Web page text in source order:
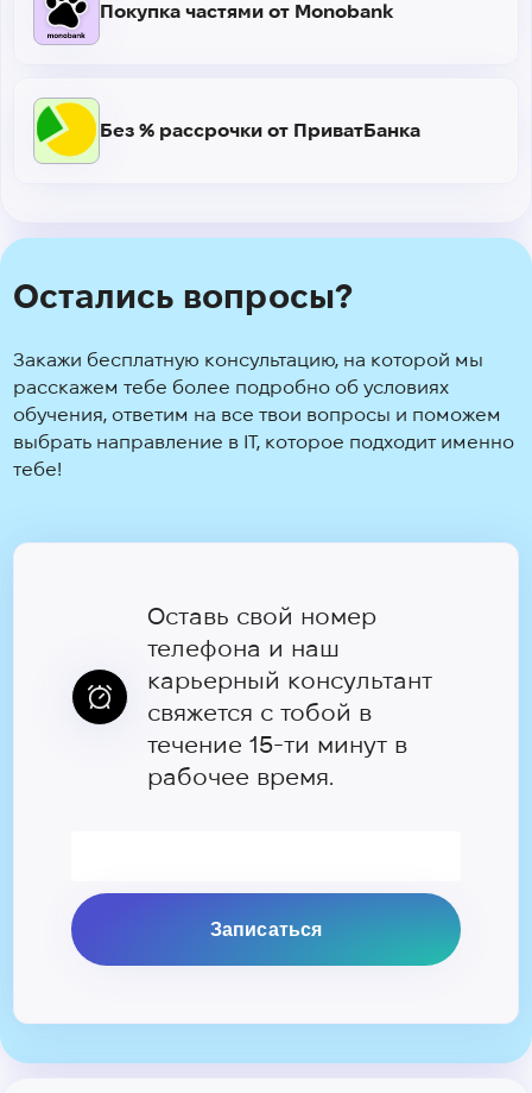
Покупка частями от Monobank
Без % рассрочки от ПриватБанка
Остались вопросы?
Закажи бесплатную консультацию, на которой мы
расскажем тебе более подробно об условиях
обучения, ответим на все твои вопросы и поможем
выбрать направление в IT, которое подходит именно
тебе!
Оставь свой номер
телефона и наш
карьерный консультант
свяжется с тобой в
течение 15-ти минут в
рабочее время.